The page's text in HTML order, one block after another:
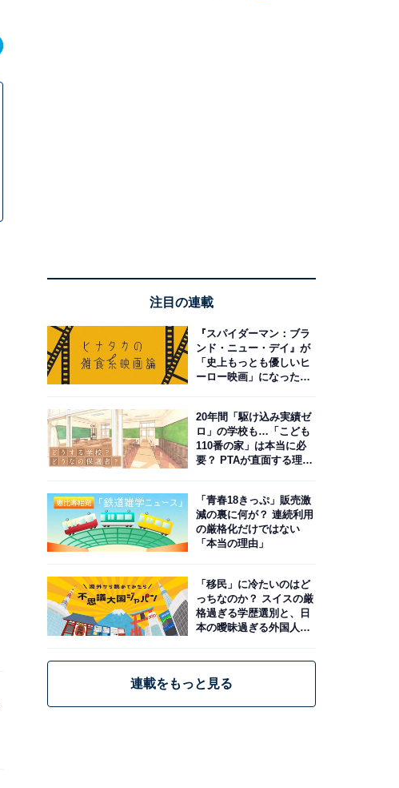
注目の連載
『スパイダーマン：ブラ
ンド・ニュー・デイ』が
「史上もっとも優しいヒ
ーロー映画」になった理
20年間「駆け込み実績ゼ
ロ」の学校も…「こども
110番の家」は本当に必
要？ PTAが直面する理想
「青春18きっぷ」販売激
減の裏に何が？ 連続利用
の厳格化だけではない
「本当の理由」
「移民」に冷たいのはど
っちなのか？ スイスの厳
格過ぎる学歴選別と、日
本の曖昧過ぎる外国人政
連載をもっと見る